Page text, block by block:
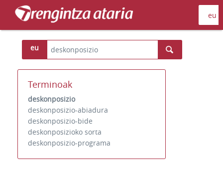
eu
Terminoak
deskonposizio
deskonposizio-abiadura
deskonposizio-bide
deskonposizioko sorta
deskonposizio-programa